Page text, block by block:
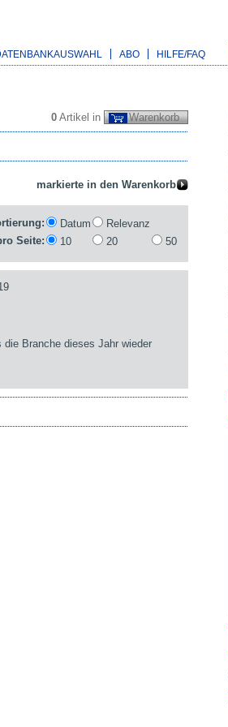
ABO HILFE/FAQ
0 Artikel in Warenkorb
Datum
Relevanz
Seite:
10 20 50
Branche dieses Jahr wieder